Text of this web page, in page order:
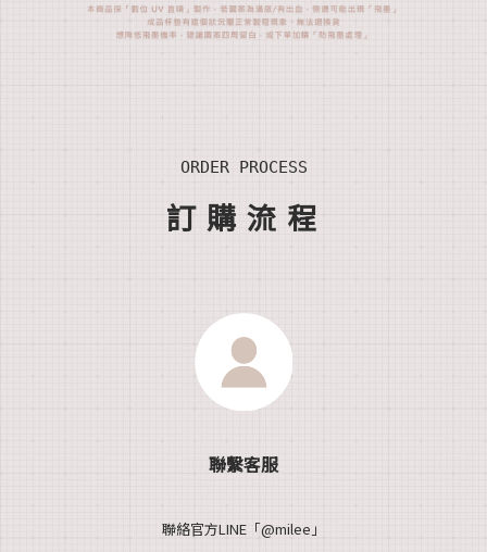
ORDER PROCESS
訂 購流 程
聯繫客服
聯絡官方LINE「@milee」